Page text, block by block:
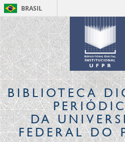
BRASIL
BIBLIOTECA
DA
FEDERAL DO